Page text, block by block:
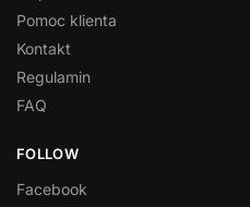
Pomoc klienta
Kontakt
Regulamin
FAQ
FOLLOW
Facebook